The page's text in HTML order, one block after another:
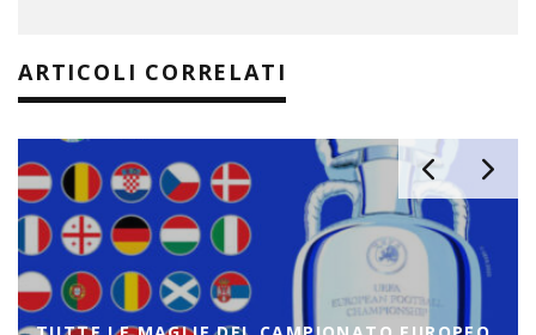
ARTICOLI CORRELATI